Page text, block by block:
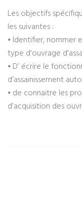
Les objectifs
les suivantes :
⦁ Identifier, nommer
type d’ouvrage
⦁ D’ écrire le
d’assainissement
⦁ de connaitre les
d’acquisition des